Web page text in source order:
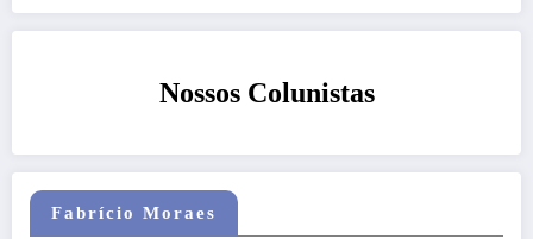
Nossos Colunistas
Fabrício Moraes